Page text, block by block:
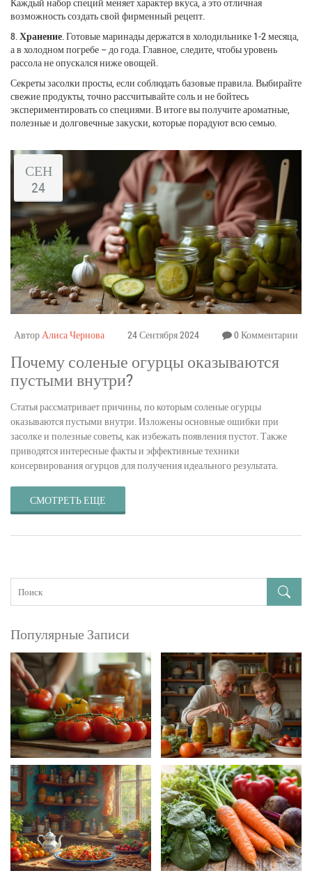
возможность создать свой фирменный рецепт.
8. Хранение . Готовые маринады держатся в холодильнике 1‑2 месяца,
а в холодном погребе – до года. Главное, следите, чтобы уровень
рассола не опускался ниже овощей.
Секреты засолки просты, если соблюдать базовые правила. Выбирайте
свежие продукты, точно рассчитывайте соль и не бойтесь
экспериментировать со специями. В итоге вы получите ароматные,
полезные и долговечные закуски, которые порадуют всю семью.
СЕН
24
АвторАлиса Чернова 24 Сентября 2024 0 Комментарии
Почему соленые огурцы оказываются
пустыми внутри?
Статья рассматривает причины, по которым соленые огурцы
оказываются пустыми внутри. Изложены основные ошибки при
засолке и полезные советы, как избежать появления пустот. Также
приводятся интересные факты и эффективные техники
консервирования огурцов для получения идеального результата.
СМОТРЕТЬ ЕЩЕ
Популярные Записи